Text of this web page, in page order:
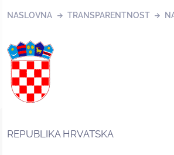
NASLOVNA TRANSPARENTNOST
REPUBLIKA HRVATSKA